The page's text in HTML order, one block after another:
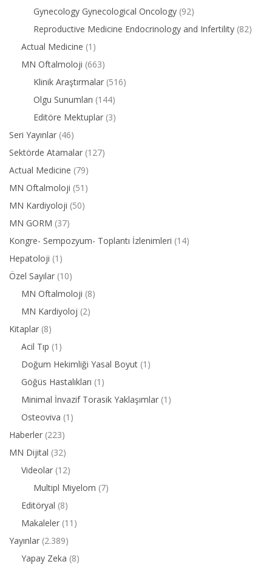
Gynecology Gynecological Oncology (92)
Reproductive Medicine Endocrinology and Infertility (82)
Actual Medicine (1)
MN Oftalmoloji (663)
Klinik Araştırmalar (516)
Olgu Sunumları (144)
Editöre Mektuplar (3)
Seri Yayınlar (46)
Sektörde Atamalar (127)
Actual Medicine (79)
MN Oftalmoloji (51)
MN Kardiyoloji (50)
MN GORM (37)
Kongre- Sempozyum- Toplantı İzlenimleri (14)
Hepatoloji (1)
Özel Sayılar (10)
MN Oftalmoloji (8)
MN Kardiyoloj (2)
Kitaplar (8)
Acil Tıp (1)
Doğum Hekimliği Yasal Boyut (1)
Göğüs Hastalıkları (1)
Minimal İnvazif Torasik Yaklaşımlar (1)
Osteoviva (1)
Haberler (223)
MN Dijital (32)
Videolar (12)
Multipl Miyelom (7)
Editöryal (8)
Makaleler (11)
Yayınlar (2.389)
Yapay Zeka (8)